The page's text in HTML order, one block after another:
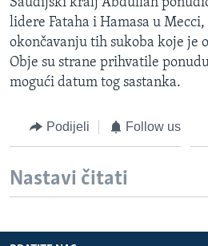
PRATITE NAS
Jezici
lidere Fataha i Hamasa u
okončavanju tih sukoba koje je
Obje su strane prihvatile
mogući datum tog sastanka.
Podijeli Follow us
Nastavi čitati